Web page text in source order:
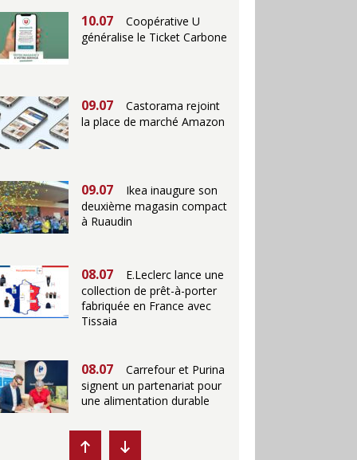
10.07
Coopérative U
généralise le Ticket Carbone
09.07
Castorama rejoint
la place de marché Amazon
09.07
Ikea inaugure son
deuxième magasin compact
à Ruaudin
08.07
E.Leclerc lance une
collection de prêt-à-porter
fabriquée en France avec
Tissaia
08.07
Carrefour et Purina
signent un partenariat pour
une alimentation durable
07.07
Ikea propose des